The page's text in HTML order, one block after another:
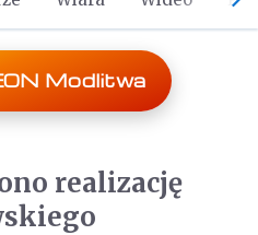
Modlitwa
realizację